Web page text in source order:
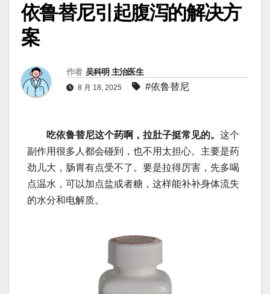
依鲁替尼引起腹泻的解决方
案
作者 吴科明 主治医生
8 月 18, 2025 #依鲁替尼
吃依鲁替尼这个药啊，拉肚子挺常见的。 这个
副作用很多人都会碰到，也不用太担心。主要是药
劲儿大，肠胃有点受不了。要是拉得厉害，先多喝
点温水，可以加点盐或者糖，这样能补补身体流失
的水分和电解质。